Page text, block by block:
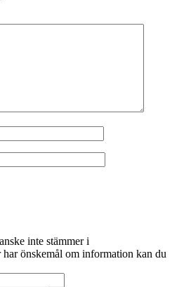
inte stämmer i
önskemål om information kan du